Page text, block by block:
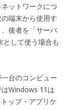
ットワークにつ
端末から使用す
後者を「サーバ
として使う場合も
台のコンピュー
Windows 11は
ップ・アプリケ